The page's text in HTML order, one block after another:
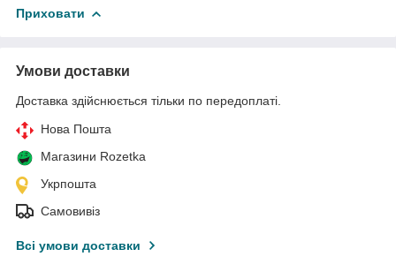
Приховати
Умови доставки
Доставка здійснюється тільки по передоплаті.
Нова Пошта
Магазини Rozetka
Укрпошта
Самовивіз
Всі умови доставки